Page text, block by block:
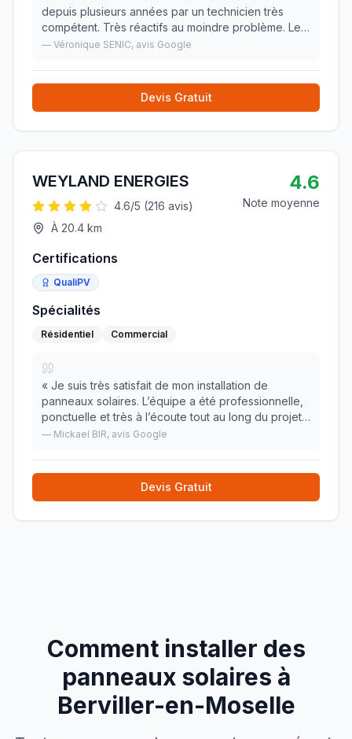
depuis plusieurs années par un technicien très
compétent. Très réactifs au moindre problème. Les
secrétaires sont sympa aussi👍
— Véronique SENIC, avis Google
Devis Gratuit
WEYLAND ENERGIES
4.6/5 (216 avis)
À 20.4 km
4.6
Note moyenne
Certifications
QualiPV
Spécialités
Résidentiel Commercial
« Je suis très satisfait de mon installation de
panneaux solaires. L’équipe a été professionnelle,
ponctuelle et très à l’écoute tout au long du projet.
Les explications étaient claires, les délais
— Mickael BIR, avis Google
Devis Gratuit
Comment installer des
panneaux solaires à
Berviller-en-Moselle